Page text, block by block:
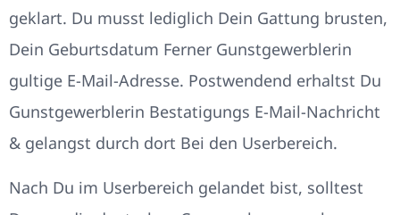
geklart. Du musst lediglich Dein Gattung brusten,
Dein Geburtsdatum Ferner Gunstgewerblerin
gultige E-Mail-Adresse. Postwendend erhaltst Du
Gunstgewerblerin Bestatigungs E-Mail-Nachricht
& gelangst durch dort Bei den Userbereich.
Nach Du im Userbereich gelandet bist, solltest